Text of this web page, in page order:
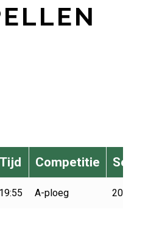
Tijd Competitie Seizoen
19:55 A-ploeg 2024-2025